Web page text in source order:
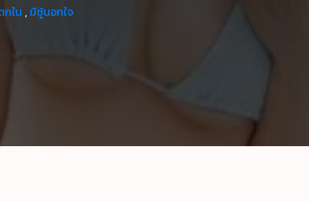
กใน , มีชู้นอกใจ